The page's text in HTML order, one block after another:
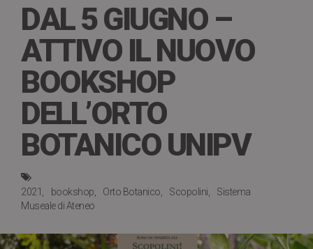
DAL 5 GIUGNO –
ATTIVO IL NUOVO
BOOKSHOP
DELL’ORTO
BOTANICO UNIPV
2021 bookshop Orto Botanico Scopolini
Sistema
Museale di Ateneo